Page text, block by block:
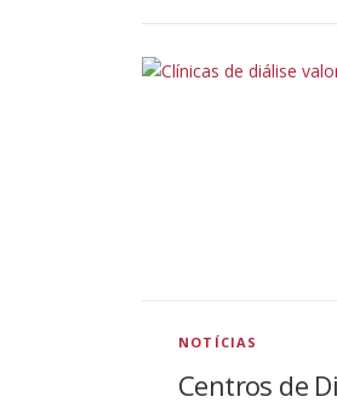
NOTÍCIAS
Centros de